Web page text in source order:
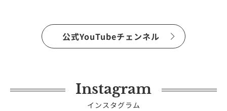
公式YouTubeチェンネル
Instagram
インスタグラム